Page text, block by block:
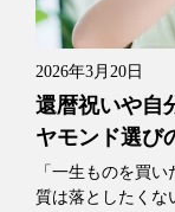
2026年3月20日
還暦祝いや自
ヤモンド選び
「一生ものを買
質は落としたくな